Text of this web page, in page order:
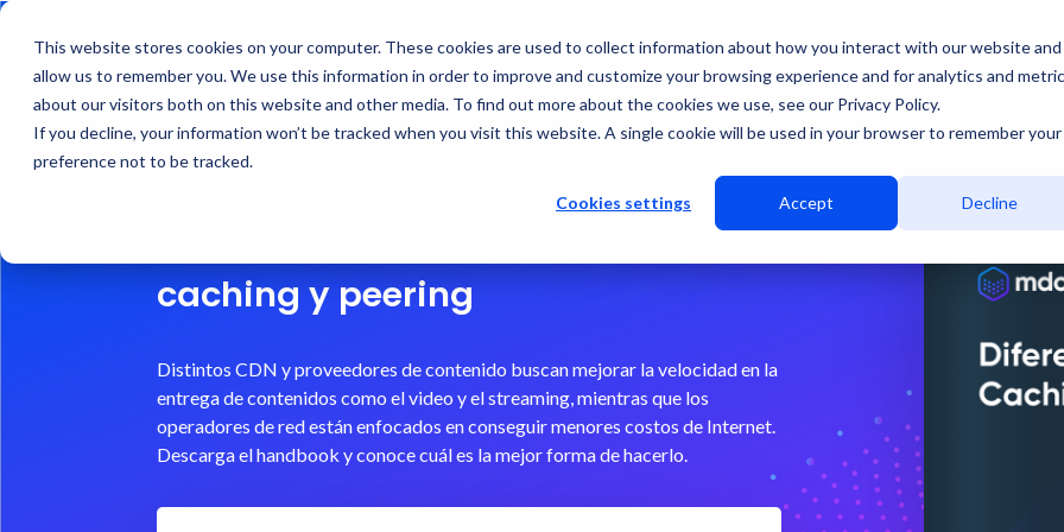
This website stores cookies on your computer. These cookies are used to collect information about how you interact with our website and
allow us to remember you. We use this information in order to improve and customize your browsing experience and for analytics and
about our visitors both on this website and other media. To find out more about the cookies we use, see our Privacy Policy.
If you decline, your information won’t be tracked when you visit this website. A single cookie will be used in your browser to remember your
preference not to be tracked.
Cookies settings Accept Decline
caching y peering
Distintos CDN y proveedores de contenido buscan mejorar la velocidad en la
entrega de contenidos como el video y el streaming, mientras que los
operadores de red están enfocados en conseguir menores costos de Internet.
Descarga el handbook y conoce cuál es la mejor forma de hacerlo.